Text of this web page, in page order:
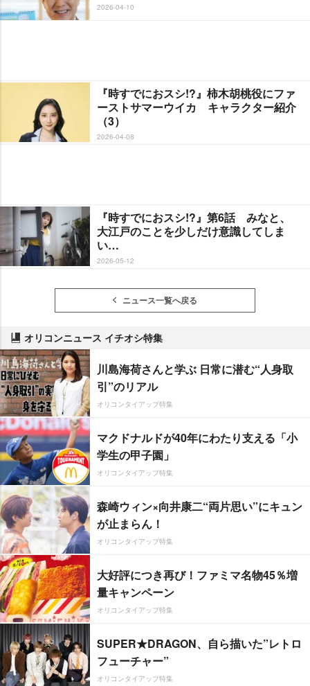
2026-04-10
『時すでにおスシ!?』柿木胡桃役にファ
ーストサマーウイカ キャラクター紹介
（3）
2026-04-08
『時すでにおスシ!?』第6話 みなと、
大江戸のことを少しだけ意識してしま
い…
2026-05-12
ニュース一覧へ戻る
オリコンニュース イチオシ特集
川島海荷さんと学ぶ 日常に潜む“人身取
引”のリアル
オリコンタイアップ特集
マクドナルドが40年にわたり支える「小
学生の甲子園」
オリコンタイアップ特集
森崎ウィン×向井康二“両片思い”にキュン
が止まらん！
オリコンタイアップ特集
大好評につき再び！ファミマ名物45％増
量キャンペーン
オリコンタイアップ特集
SUPER★DRAGON、自ら描いた”レトロ
フューチャー”
オリコンタイアップ特集